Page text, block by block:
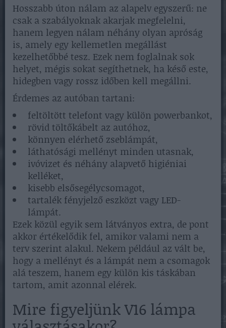
Hosszabb úton nálam az alapelv egyszerű: ne
csak a szabályoknak akarjak megfelelni,
hanem legyen nálam néhány olyan apróság
is, amely egy kellemetlen megállást
kezelhetőbbé tesz. Ezek nem foglalnak sok
helyet, mégis sokat segíthetnek, ha késő este,
hidegben vagy rossz időben kell megállni.
Érdemes az autóban tartani:
feltöltött telefont vagy külön powerbankot,
rövid töltőkábelt az autóhoz,
könnyen elérhető zseblámpát,
láthatósági mellényt minden utasnak,
ivóvizet és néhány alapvető higiéniai
kelléket,
kisebb elsősegélycsomagot,
tartalék fényjelző eszközt vagy LED-
lámpát.
Ezek közül egyik sem látványos extra, de pont
akkor értékelődik fel, amikor valami nem a
terv szerint alakul. Nekem például az vált be,
hogy a mellényt és a lámpát nem a csomagok
alá teszem, hanem egy külön kis táskában
tartom, amit azonnal elérek.
Mire figyeljünk V16 lámpa